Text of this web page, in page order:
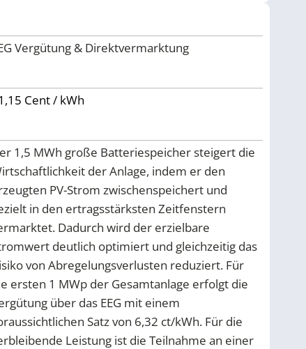
Vergütung & Direktvermarktung
Cent / kWh
1,5 MWh große Batteriespeicher steigert die
der Anlage, indem er den
PV-Strom zwischenspeichert und
in den ertragsstärksten Zeitfenstern
Dadurch wird der erzielbare
deutlich optimiert und gleichzeitig das
von Abregelungsverlusten reduziert. Für
ersten 1 MWp der Gesamtanlage erfolgt die
über das EEG mit einem
Satz von 6,32 ct/kWh. Für die
Leistung ist die Teilnahme an einer